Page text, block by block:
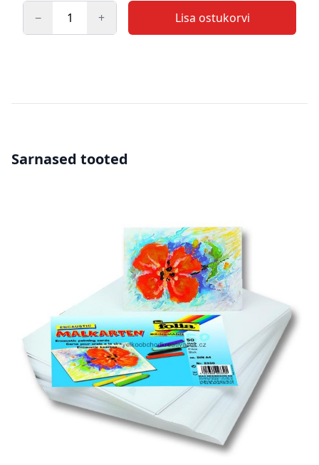
− + Lisa ostukorvi
Sarnased tooted